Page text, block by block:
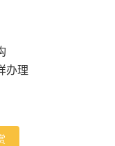
办理